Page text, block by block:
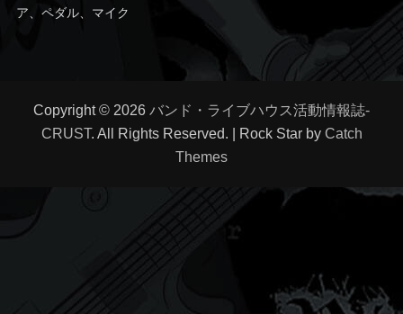
テ
グ
ア
ペダル、 マイク
Copyright © 2026 バンド・ライブハウス活動情報誌-
CRUST. All Rights Reserved. | Rock Star by Catch
Themes